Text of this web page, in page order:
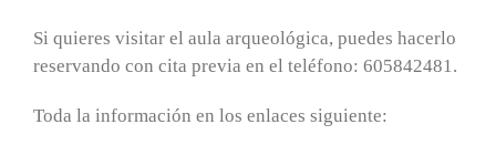
Si quieres visitar el aula arqueológica, puedes hacerlo
reservando con cita previa en el teléfono: 605842481.
Toda la información en los enlaces siguiente: